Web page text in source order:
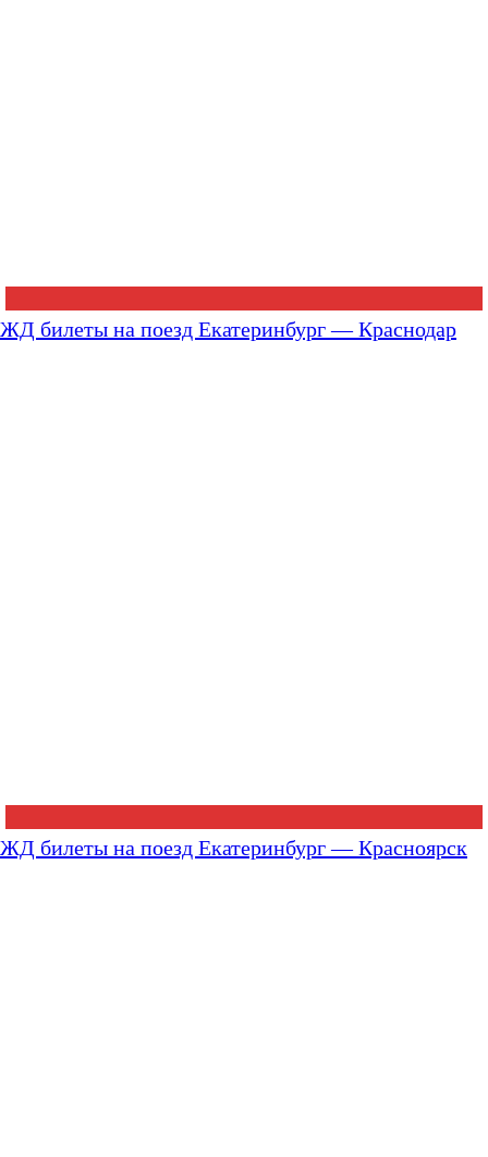
ЖД билеты на поезд Екатеринбург — Краснодар
ЖД билеты на поезд Екатеринбург — Красноярск